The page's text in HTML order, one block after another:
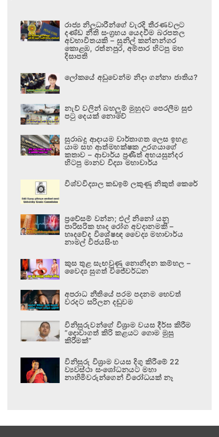
රාජ්‍ය නිලධාරීන්ගේ වැරදි තීරණවලට
දණ්ඩ නීති සංග්‍රහය යෙදවීම බරපතල
අවභාවිතයකි – සුනිල් කන්නන්ගර
කොළඹ, රත්නපුර, අම්පාර හිටපු මහ
දිසාපති
ලෝකයේ අඩුවෙන්ම නිදා ගන්නා ජාතිය?
නැව් වලින් බහලුම් මුහුදට පෙරලීම සුළු
පටු දෙයක් නොවේ
සුරාබදු ආදායම වාර්තාගත ලෙස ඉහළ
යාම සහ ආත්මභක්ෂක උරගයාගේ
කතාව – ආචාර්ය ප්‍රණීත් අභයසුන්දර
හිටපු මානව විද්‍යා මහාචාර්ය
විශ්වවිද්‍යාල කඩඉම් ලකුණු නිකුත් කෙරේ
ප්‍රවේසම් වන්න; එල් නිනෝ යනු
පාරිසරික හෘද රෝග අවදානමකි –
හෘදවේද විශේෂඥ වෛද්‍ය මහාචාර්ය
නාමල් විජයසිංහ
කුස තුළ සැඟවුණු නොනිදන කම්හල –
වෛද්‍ය සුගත් විජේවර්ධන
අපරාධ නීතියේ පරම පදනම හෙවත්
වරදට සරිලන දඬුවම
විනිසුරුවන්ගේ විශ්‍රාම වයස දීර්ඝ කිරීම
“දොවාගත් කිරි කළයට ගොම මුසු
කිරීමක්”
විනිසුරු විශ්‍රාම වයස දිගු කිරීමේ 22
ව්‍යවස්ථා සංශෝධනයට මහා
නාහිමිවරුන්ගෙන් විරෝධයක් නෑ